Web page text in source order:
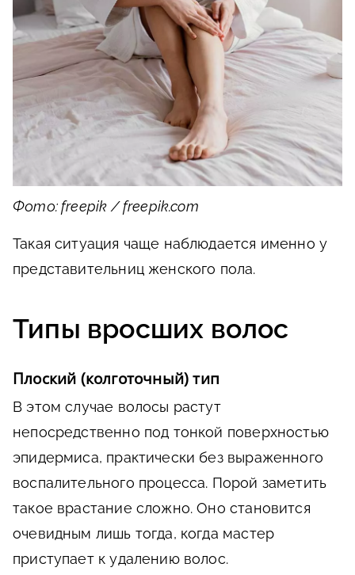
Фото: freepik / freepik.com
Такая ситуация чаще наблюдается именно у
представительниц женского пола.
Типы вросших волос
Плоский (колготочный) тип
В этом случае волосы растут
непосредственно под тонкой поверхностью
эпидермиса, практически без выраженного
воспалительного процесса. Порой заметить
такое врастание сложно. Оно становится
очевидным лишь тогда, когда мастер
приступает к удалению волос.